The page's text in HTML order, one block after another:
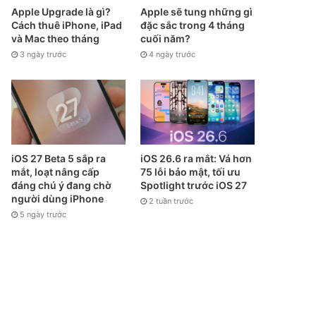
Apple Upgrade là gì?
Cách thuê iPhone, iPad
và Mac theo tháng
3 ngày trước
Apple sẽ tung những gì
đặc sắc trong 4 tháng
cuối năm?
4 ngày trước
iOS 27 Beta 5 sắp ra
mắt, loạt nâng cấp
đáng chú ý đang chờ
người dùng iPhone
5 ngày trước
iOS 26.6 ra mắt: Vá hơn
75 lỗi bảo mật, tối ưu
Spotlight trước iOS 27
2 tuần trước